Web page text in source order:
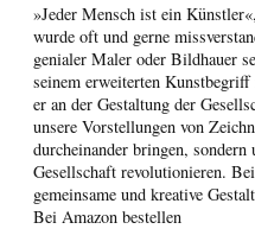
»Jeder Mensch ist ein
wurde oft und gerne
genialer Maler oder Bildhauer
seinem erweiterten
er an der Gestaltung der
unsere Vorstellungen von
durcheinander bringen,
Gesellschaft revolutionieren.
gemeinsame und kreative
Bei Amazon bestellen